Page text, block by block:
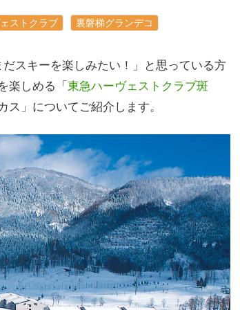
ストクラブ 裏磐梯グランデコ
スキーを楽しみたい！」と思っている方
楽しめる「 東急ハーヴェストクラブ斑
ス」についてご紹介します。